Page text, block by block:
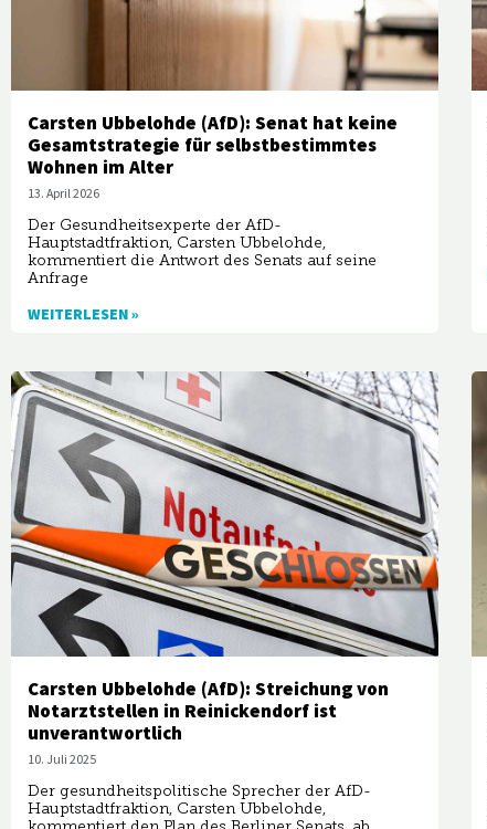
Carsten Ubbelohde (AfD): Senat hat keine
Gesamtstrategie für selbstbestimmtes
Wohnen im Alter
13. April 2026
Der Gesundheitsexperte der AfD-
Hauptstadtfraktion, Carsten Ubbelohde,
kommentiert die Antwort des Senats auf seine
Anfrage
WEITERLESEN »
Carsten Ubbelohde (AfD): Streichung von
Notarztstellen in Reinickendorf ist
unverantwortlich
10. Juli 2025
Der gesundheitspolitische Sprecher der AfD-
Hauptstadtfraktion, Carsten Ubbelohde,